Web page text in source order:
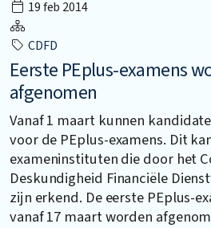
19 feb 2014
CDFD
Eerste PEplus-examens
afgenomen
Vanaf 1 maart kunnen
voor de PEplus-examens. Dit
exameninstituten die door het
Deskundigheid Financiële
zijn erkend. De eerste PEplus-
vanaf 17 maart worden